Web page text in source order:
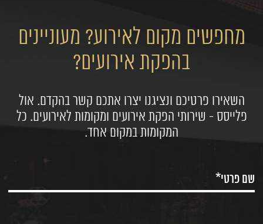
מחפשים מקום לאירוע? מעוניינים
בהפקת אירועים?
השאירו פרטיכם ונציגנו יצרו אתכם קשר בהקדם. אול
פלייסס - שירותי הפקת אירועים ומקומות לאירועים. כל
המקומות במקום אחד.